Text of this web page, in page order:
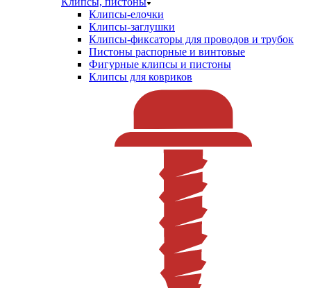
Клипсы-елочки
Клипсы-заглушки
Клипсы-фиксаторы для проводов и трубок
Пистоны распорные и винтовые
Фигурные клипсы и пистоны
Клипсы для ковриков